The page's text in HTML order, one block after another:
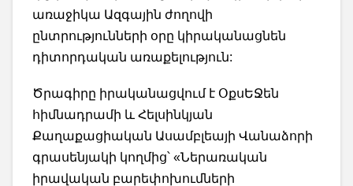
առաջիկա Ազգային ժողովի
ընտրությունների օրը կիրականացնեն
դիտորդական առաքելություն:
Ծրագիրը իրականացվում է ՕքսԵՋեն
հիմնադրամի և Հելսինկյան
Քաղաքացիական Ասամբլեայի Վանաձորի
գրասենյակի կողմից՝ «Ներառական
իրավական բարեփոխումների